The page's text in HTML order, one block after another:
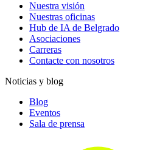
Nuestra visión
Nuestras oficinas
Hub de IA de Belgrado
Asociaciones
Carreras
Contacte con nosotros
Noticias y blog
Blog
Eventos
Sala de prensa